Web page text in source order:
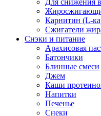
Для снижения
Карнитин (L-
Сжигатели
Снэки и питание
Арахисовая
Батончики
Блинные смеси
Джем
Каши
Напитки
Печенье
Снеки